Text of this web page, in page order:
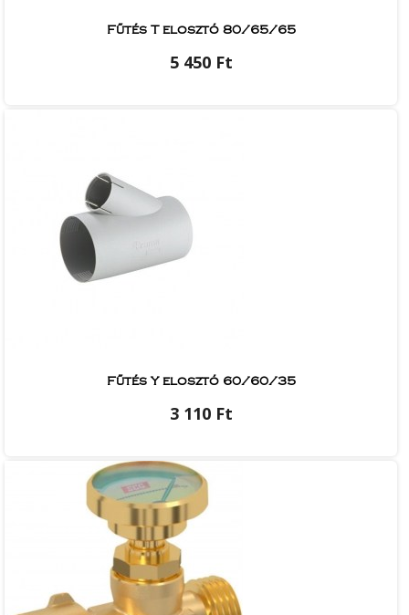
Fűtés T elosztó 80/65/65
5 450 Ft
Fűtés Y elosztó 60/60/35
3 110 Ft